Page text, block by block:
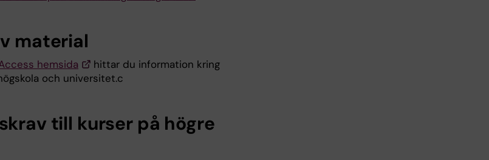
material
hemsida
hittar du information kring
och universitet.c
till kurser på högre